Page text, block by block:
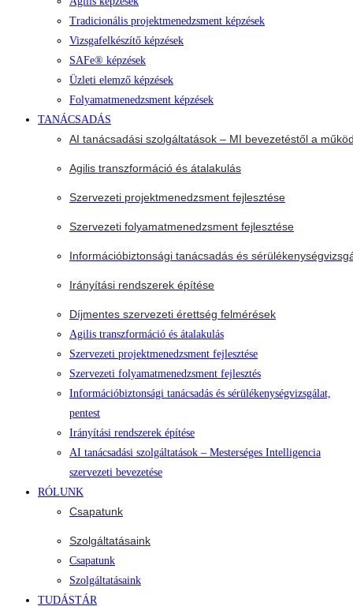
Tradicionális projektmenedzsment képzések
Vizsgafelkészítő képzések
SAFe® képzések
Üzleti elemző képzések
Folyamatmenedzsment képzések
TANÁCSADÁS
AI tanácsadási szolgáltatások – MI bevezetéstől a
Agilis transzformáció és átalakulás
Szervezeti projektmenedzsment fejlesztése
Szervezeti folyamatmenedzsment fejlesztése
Információbiztonsági tanácsadás és
Irányítási rendszerek építése
Díjmentes szervezeti érettség felmérések
Agilis transzformáció és átalakulás
Szervezeti projektmenedzsment fejlesztése
Szervezeti folyamatmenedzsment fejlesztés
Információbiztonsági tanácsadás és sérülékenységvizsgálat,
pentest
Irányítási rendszerek építése
AI tanácsadási szolgáltatások – Mesterséges Intelligencia
szervezeti bevezetése
RÓLUNK
Csapatunk
Szolgáltatásaink
Csapatunk
Szolgáltatásaink
TUDÁSTÁR